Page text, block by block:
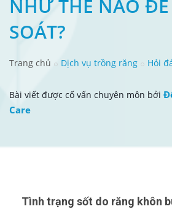
NHƯ THẾ NÀO ĐỂ
SOÁT?
Trang chủ Dịch vụ trồng răng Hỏi
Bài viết được cố vấn chuyên môn bởi
Care
Tình trạng sốt do răng khôn bùng phát mạnh